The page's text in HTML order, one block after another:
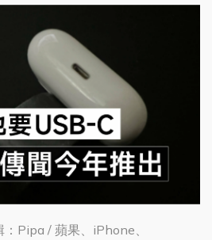
Pipa / 蘋果、iPhone、